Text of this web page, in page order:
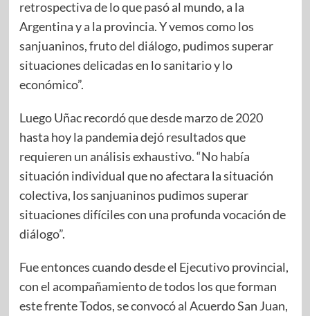
retrospectiva de lo que pasó al mundo, a la
Argentina y a la provincia. Y vemos como los
sanjuaninos, fruto del diálogo, pudimos superar
situaciones delicadas en lo sanitario y lo
económico”.
Luego Uñac recordó que desde marzo de 2020
hasta hoy la pandemia dejó resultados que
requieren un análisis exhaustivo. “No había
situación individual que no afectara la situación
colectiva, los sanjuaninos pudimos superar
situaciones difíciles con una profunda vocación de
diálogo”.
Fue entonces cuando desde el Ejecutivo provincial,
con el acompañamiento de todos los que forman
este frente Todos, se convocó al Acuerdo San Juan,